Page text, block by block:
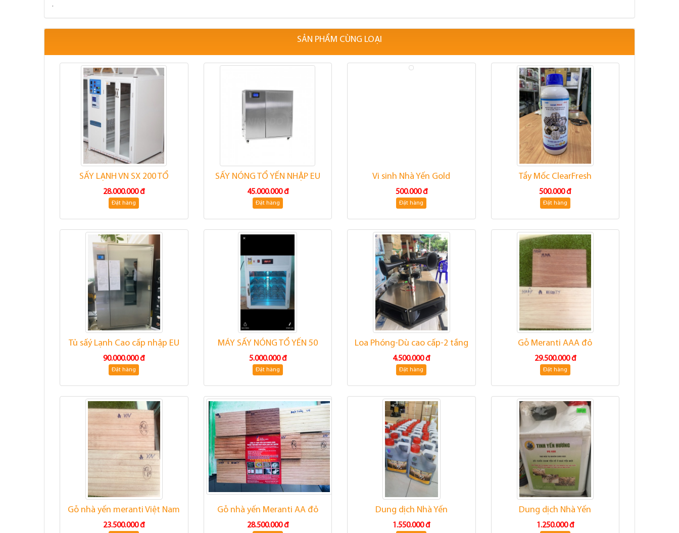
.
SẢN PHẨM CÙNG LOẠI
SẤY LẠNH VN SX 200 TỔ
28.000.000 đ
Đặt hàng
SẤY NÓNG TỔ YẾN NHẬP EU
45.000.000 đ
Đặt hàng
Vi sinh Nhà Yến Gold
500.000 đ
Đặt hàng
Tẩy Mốc ClearFresh
500.000 đ
Đặt hàng
Tủ sấý Lạnh Cao cấp nhập EU
90.000.000 đ
Đặt hàng
MÁY SẤY NÓNG TỔ YẾN 50
5.000.000 đ
Đặt hàng
Loa Phóng-Dù cao cấp-2 tầng
4.500.000 đ
Đặt hàng
Gỗ Meranti AAA đỏ
29.500.000 đ
Đặt hàng
Gỗ nhà yến meranti Việt Nam
23.500.000 đ
Gỗ nhà yến Meranti AA đỏ
28.500.000 đ
Dung dịch Nhà Yến
1.550.000 đ
Dung dịch Nhà Yến
1.250.000 đ